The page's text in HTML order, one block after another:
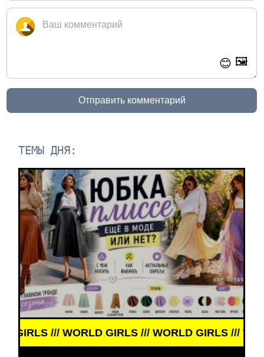
😊 🖼️
Отправить комментарий
ТЕМЫ ДНЯ:
/// WORLD GIRLS /// WORLD GIRLS /// WORLD